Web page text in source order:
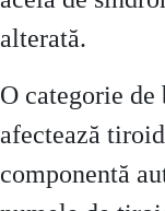
alterată.
O categorie
afectează
componentă